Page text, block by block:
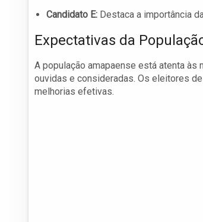
Candidato E: Destaca a importância
Expectativas da
A população amapaense está atenta
ouvidas e consideradas. Os eleitores
melhorias efetivas.